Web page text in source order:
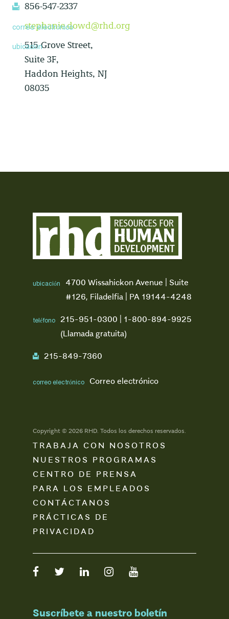
fax 856-547-2337
correo electrónico
stephanie.dowd@rhd.org
ubicación
515 Grove Street,
Suite 3F,
Haddon Heights, NJ
08035
ubicación
4700 Wissahickon Avenue | Suite
#126, Filadelfia | PA 19144-4248
teléfono
215-951-0300 | 1-800-894-9925
(Llamada gratuita)
fax 215-849-7360
correo electrónico Correo electrónico
Copyright © 2026 RHD. Todos los derechos reservados.
TRABAJA CON NOSOTROS
NUESTROS PROGRAMAS
CENTRO DE PRENSA
PARA LOS EMPLEADOS
CONTÁCTANOS
PRÁCTICAS DE
PRIVACIDAD
Suscríbete a nuestro boletín